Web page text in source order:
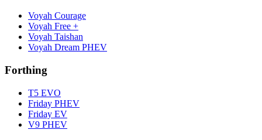
Voyah Courage
Voyah Free +
Voyah Taishan
Voyah Dream PHEV
Forthing
T5 EVO
Friday PHEV
Friday EV
V9 PHEV